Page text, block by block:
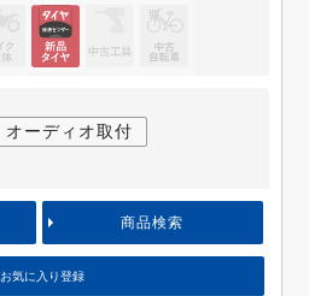
オーディオ取付
商品検索
お気に入り登録